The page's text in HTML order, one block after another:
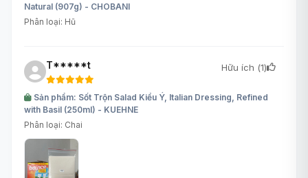
Natural (907g) - CHOBANI
Phân loại: Hũ
T*****t Hữu ích (1)
Sản phẩm: Sốt Trộn Salad Kiểu Ý, Italian Dressing, Refined
with Basil (250ml) - KUEHNE
Phân loại: Chai